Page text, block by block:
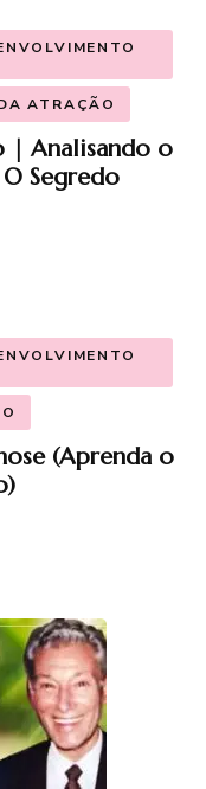
ATRAÇÃO
| Analisando o
Segredo
(Aprenda o